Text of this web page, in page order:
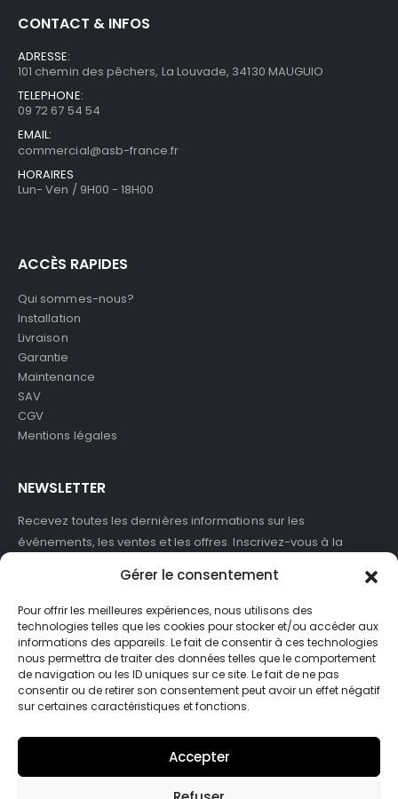
Gérer le consentement
Pour offrir les meilleures expériences, nous utilisons des
technologies telles que les cookies pour stocker et/ou accéder aux
informations des appareils. Le fait de consentir à ces technologies
nous permettra de traiter des données telles que le comportement
de navigation ou les ID uniques sur ce site. Le fait de ne pas
consentir ou de retirer son consentement peut avoir un effet négatif
sur certaines caractéristiques et fonctions.
Accepter
CONTACT & INFOS
ADRESSE:
101 chemin des pêchers, La Louvade, 34130 MAUGUIO
TELEPHONE:
09 72 67 54 54
EMAIL:
commercial@asb-france.fr
HORAIRES
Lun- Ven / 9H00 - 18H00
ACCÈS RAPIDES
Qui sommes-nous?
Installation
Livraison
Garantie
Maintenance
SAV
CGV
Mentions légales
NEWSLETTER
Recevez toutes les dernières informations sur les
événements, les ventes et les offres. Inscrivez-vous à la
J'accepte de recevoir des newsletters et des informations
marketing de ASB France.